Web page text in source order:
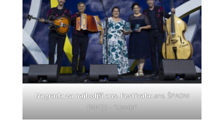
Nagrada za najboljši ans. Festivala:ans. ŠPADNI
FANTJE – “Usoda”